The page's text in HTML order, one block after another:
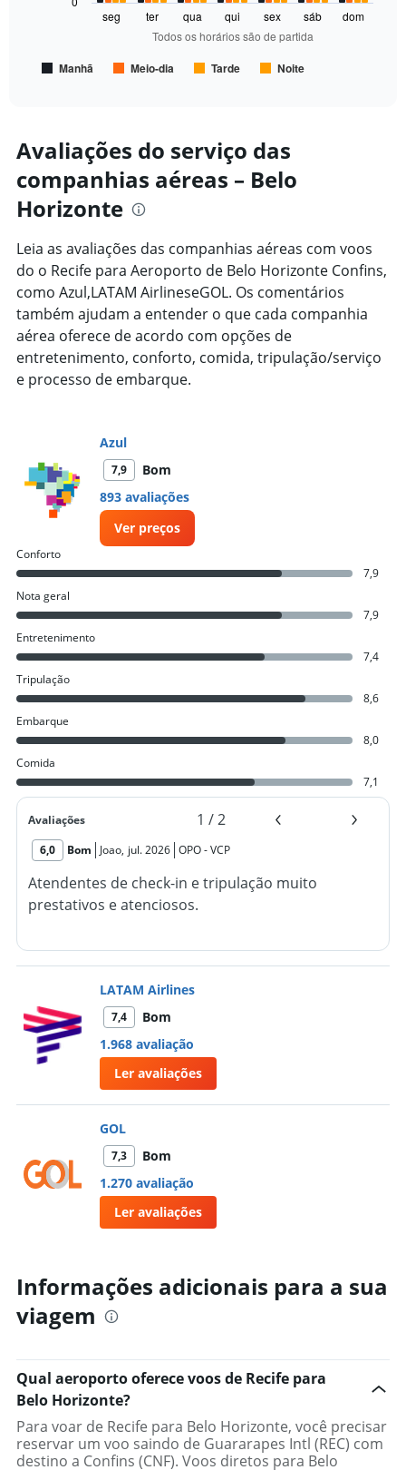
Todos
os
horários
são
de
Range:
7
categories.
The
chart
has
Y
axis
to
3000.
Todos os horários são de partida
Manhã Meio-dia Tarde Noite
seg ter qua qui sex sáb dom
Avaliações do serviço das
companhias aéreas – Belo
Horizonte
Leia as avaliações das companhias aéreas com voos
do o Recife para Aeroporto de Belo Horizonte Confins,
como Azul,LATAM AirlineseGOL. Os comentários
também ajudam a entender o que cada companhia
aérea oferece de acordo com opções de
entretenimento, conforto, comida, tripulação/serviço
e processo de embarque.
Azul
7,9
Bom
893 avaliações
Ver preços
Conforto
7,9
Nota geral
7,9
Entretenimento
7,4
Tripulação
8,6
Embarque
8,0
Comida
7,1
Avaliações 1 /2
6,0 Bom Joao, jul. 2026 OPO-VCP
Atendentes de check-in e tripulação muito
prestativos e atenciosos.
LATAM Airlines
7,4
Bom
1.968 avaliação
Ler avaliações
GOL
7,3
Bom
1.270 avaliação
Ler avaliações
Informações adicionais para a sua
viagem
Qual aeroporto oferece voos de Recife para
Belo Horizonte?
Para voar de Recife para Belo Horizonte, você precisar
reservar um voo saindo de Guararapes Intl (REC) com
destino a Confins (CNF). Voos diretos para Belo